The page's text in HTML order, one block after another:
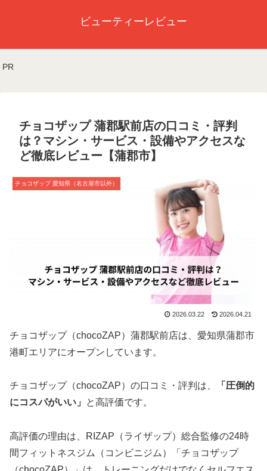
ビューティーレビュー
PR
チョコザップ 蒲郡駅前店の口コミ・評判
は？マシン・サービス・設備やアクセスな
ど徹底レビュー【蒲郡市】
チョコザップ 愛知県（名古屋市以外）
2026.03.22 2026.04.21
チョコザップ（chocoZAP）蒲郡駅前店は、愛知県蒲郡市
港町エリアにオープンしています。
チョコザップ（chocoZAP）の口コミ・評判は、
「圧倒的
にコスパがいい」
と高評価です。
高評価の理由は、RIZAP（ライザップ）総合監修の24時
間フィットネスジム（コンビニジム）「チョコザップ